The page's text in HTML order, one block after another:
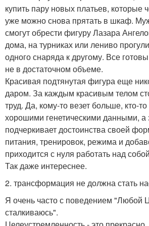
купить пару новых платьев, которые
уже можно снова прятать в шкаф.
смогут обрести фигуру Лазара
дома, на турниках или лениво
одного снаряда к другому. Все
не в достаточном объеме.
Красивая подтянутая фигура еще
даром. За каждым красивым телом
труд. Да, кому-то везет больше, кто-
хорошими генетическими данными, а
подчеркивает достоинства своей
питания, тренировок, режима и
приходится с нуля работать над
Так даже интереснее.
2. трансформация не должна стать
Я очень часто с поведением "Любой
сталкиваюсь".